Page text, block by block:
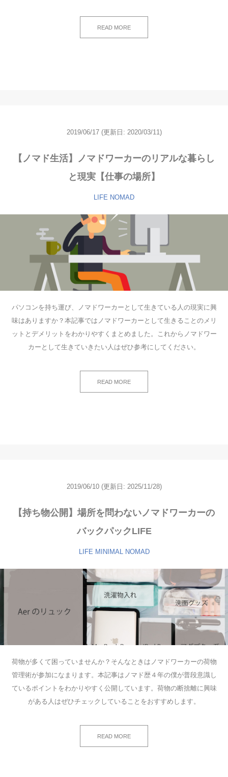
READ MORE
2019/06/17 (更新日: 2020/03/11)
【ノマド生活】ノマドワーカーのリアルな暮らし
と現実【仕事の場所】
LIFE NOMAD
パソコンを持ち運び、ノマドワーカーとして生きている人の現実に興
味はありますか？本記事ではノマドワーカーとして生きることのメリ
ットとデメリットをわかりやすくまとめました。これからノマドワー
カーとして生きていきたい人はぜひ参考にしてください。
READ MORE
2019/06/10 (更新日: 2025/11/28)
【持ち物公開】場所を問わないノマドワーカーの
バックパックLIFE
LIFE MINIMAL NOMAD
荷物が多くて困っていませんか？そんなときはノマドワーカーの荷物
管理術が参加になまります。本記事はノマド歴４年の僕が普段意識し
ているポイントをわかりやすく公開しています。荷物の断捨離に興味
がある人はぜひチェックしていることをおすすめします。
READ MORE